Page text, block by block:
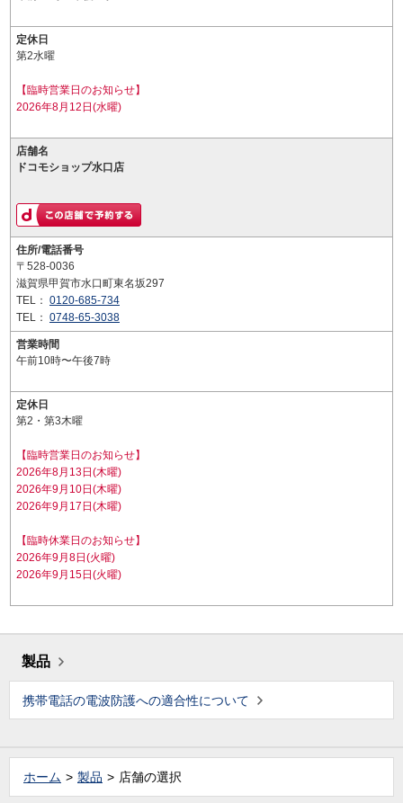
定休日
第2水曜
【臨時営業日のお知らせ】
2026年8月12日(水曜)
店舗名
ドコモショップ水口店
住所/電話番号
〒528-0036
滋賀県甲賀市水口町東名坂297
TEL： 0120-685-734
TEL： 0748-65-3038
営業時間
午前10時〜午後7時
定休日
第2・第3木曜
【臨時営業日のお知らせ】
2026年8月13日(木曜)
2026年9月10日(木曜)
2026年9月17日(木曜)
【臨時休業日のお知らせ】
2026年9月8日(火曜)
2026年9月15日(火曜)
製品
携帯電話の電波防護への適合性について
ホーム 製品 店舗の選択